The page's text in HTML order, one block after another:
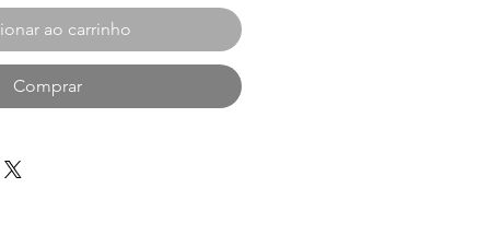
ao carrinho
Comprar